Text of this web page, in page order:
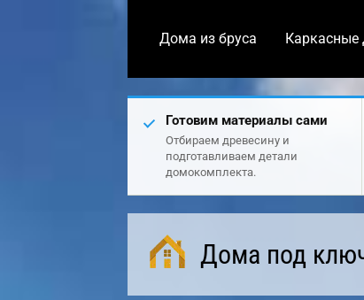
Дома из бруса Каркасные
Готовим материалы сами
Отбираем древесину и
подготавливаем детали
домокомплекта.
Дома под